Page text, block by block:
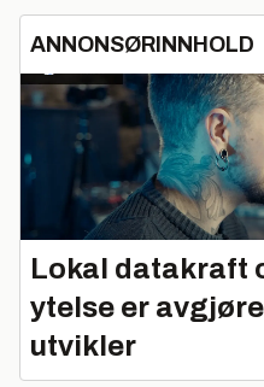
ANNONSØRINNHOLD
Lokal datakraft
ytelse er
utvikler